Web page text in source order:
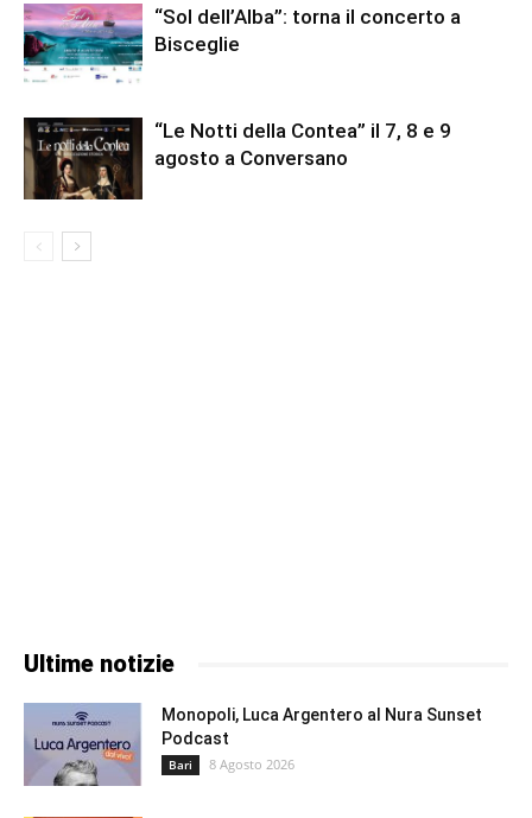
“Sol dell’Alba”: torna il concerto a
Bisceglie
“Le Notti della Contea” il 7, 8 e 9
agosto a Conversano
Ultime notizie
Monopoli, Luca Argentero al Nura Sunset
Podcast
Bari 8 Agosto 2026